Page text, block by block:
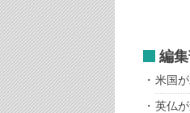
編
米国
英仏